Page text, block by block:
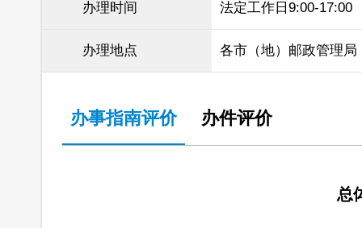
办理时间 法定工作日9:00-17:00
办理地点 各市（地）邮政管理局
办事指南评价 办件评价
总